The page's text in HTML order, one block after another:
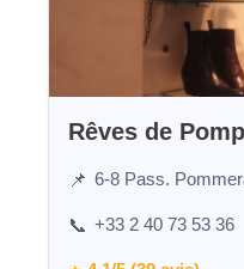
Rêves de
📌 6-8 Pass.
📞 +33 2 40 73 53 36